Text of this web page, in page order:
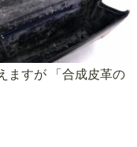
ますが 「合成皮革の